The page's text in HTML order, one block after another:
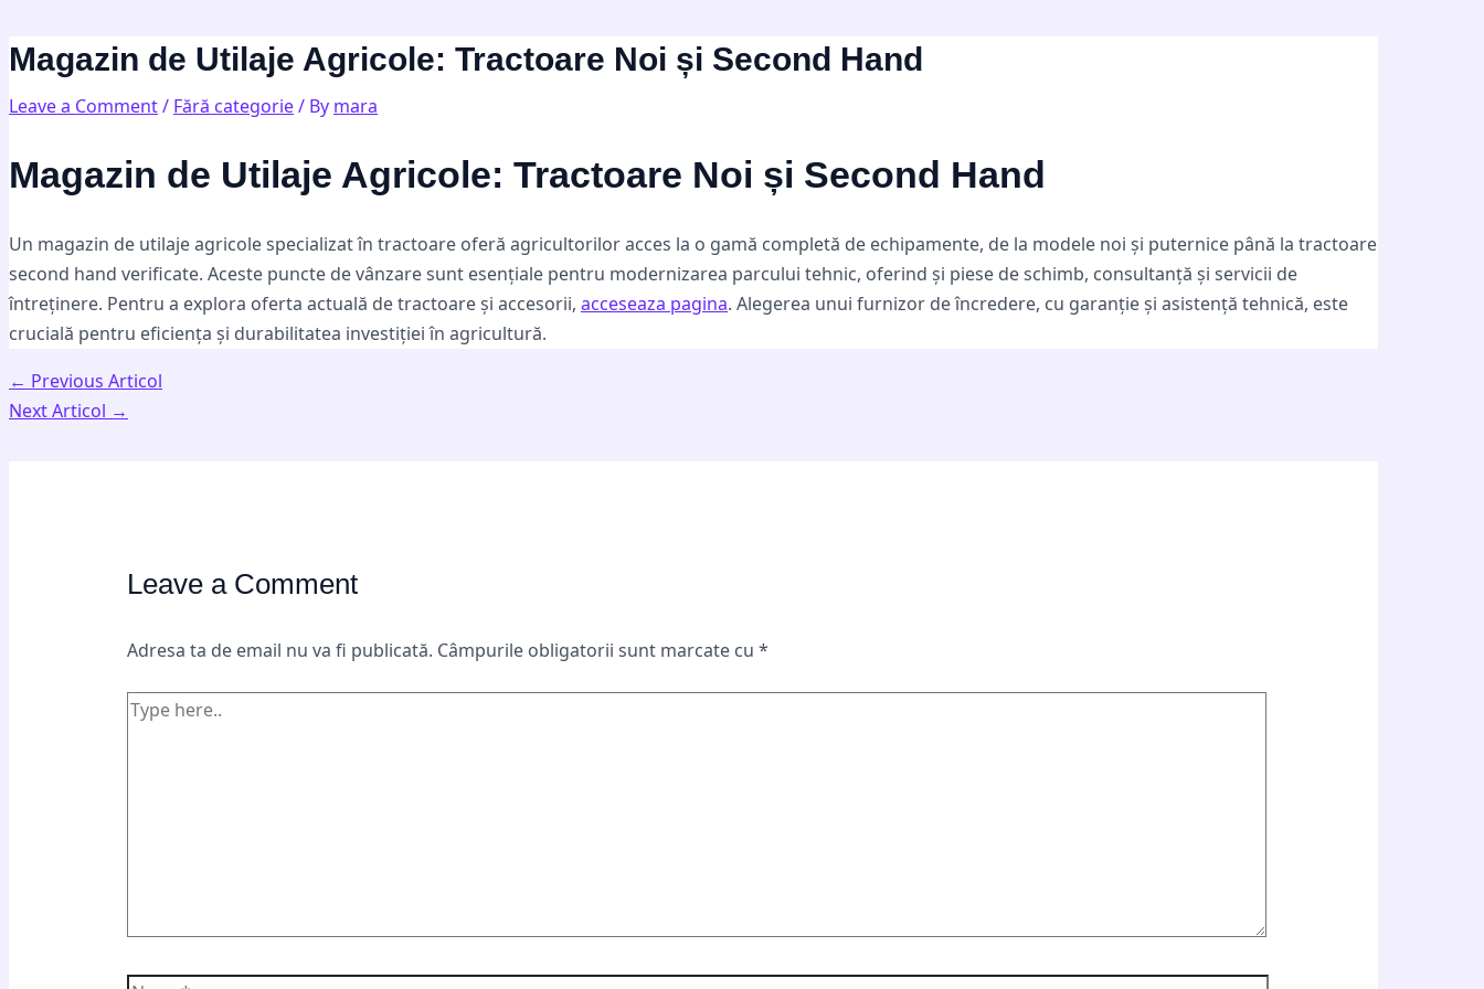
to
content
Magazin de Utilaje Agricole: Tractoare Noi și Second Hand
Leave a Comment/ Fără categorie/ By mara
Magazin de Utilaje Agricole: Tractoare Noi și Second Hand
Un magazin de utilaje agricole specializat în tractoare oferă agricultorilor acces la o gamă completă de echipamente, de la modele noi și puternice până la tractoare
second hand verificate. Aceste puncte de vânzare sunt esențiale pentru modernizarea parcului tehnic, oferind și piese de schimb, consultanță și servicii de
întreținere. Pentru a explora oferta actuală de tractoare și accesorii, acceseaza pagina. Alegerea unui furnizor de încredere, cu garanție și asistență tehnică, este
crucială pentru eficiența și durabilitatea investiției în agricultură.
navigation
← Previous Articol
Next Articol →
Leave a Comment
Adresa ta de email nu va fi publicată. Câmpurile obligatorii sunt marcate cu *
here..